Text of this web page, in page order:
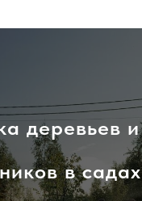
деревьев и
в садах